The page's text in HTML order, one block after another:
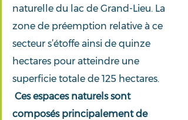
naturelle du lac de Grand-Lieu. La
zone de préemption relative à ce
secteur s’étoffe ainsi de quinze
hectares pour atteindre une
superficie totale de 125 hectares.
Ces espaces naturels sont
composés principalement de